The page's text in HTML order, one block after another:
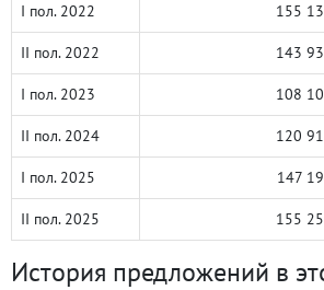
I пол. 2022 155
II пол. 2022 143
I пол. 2023 108
II пол. 2024 120
I пол. 2025 147
II пол. 2025 155
История предложений в